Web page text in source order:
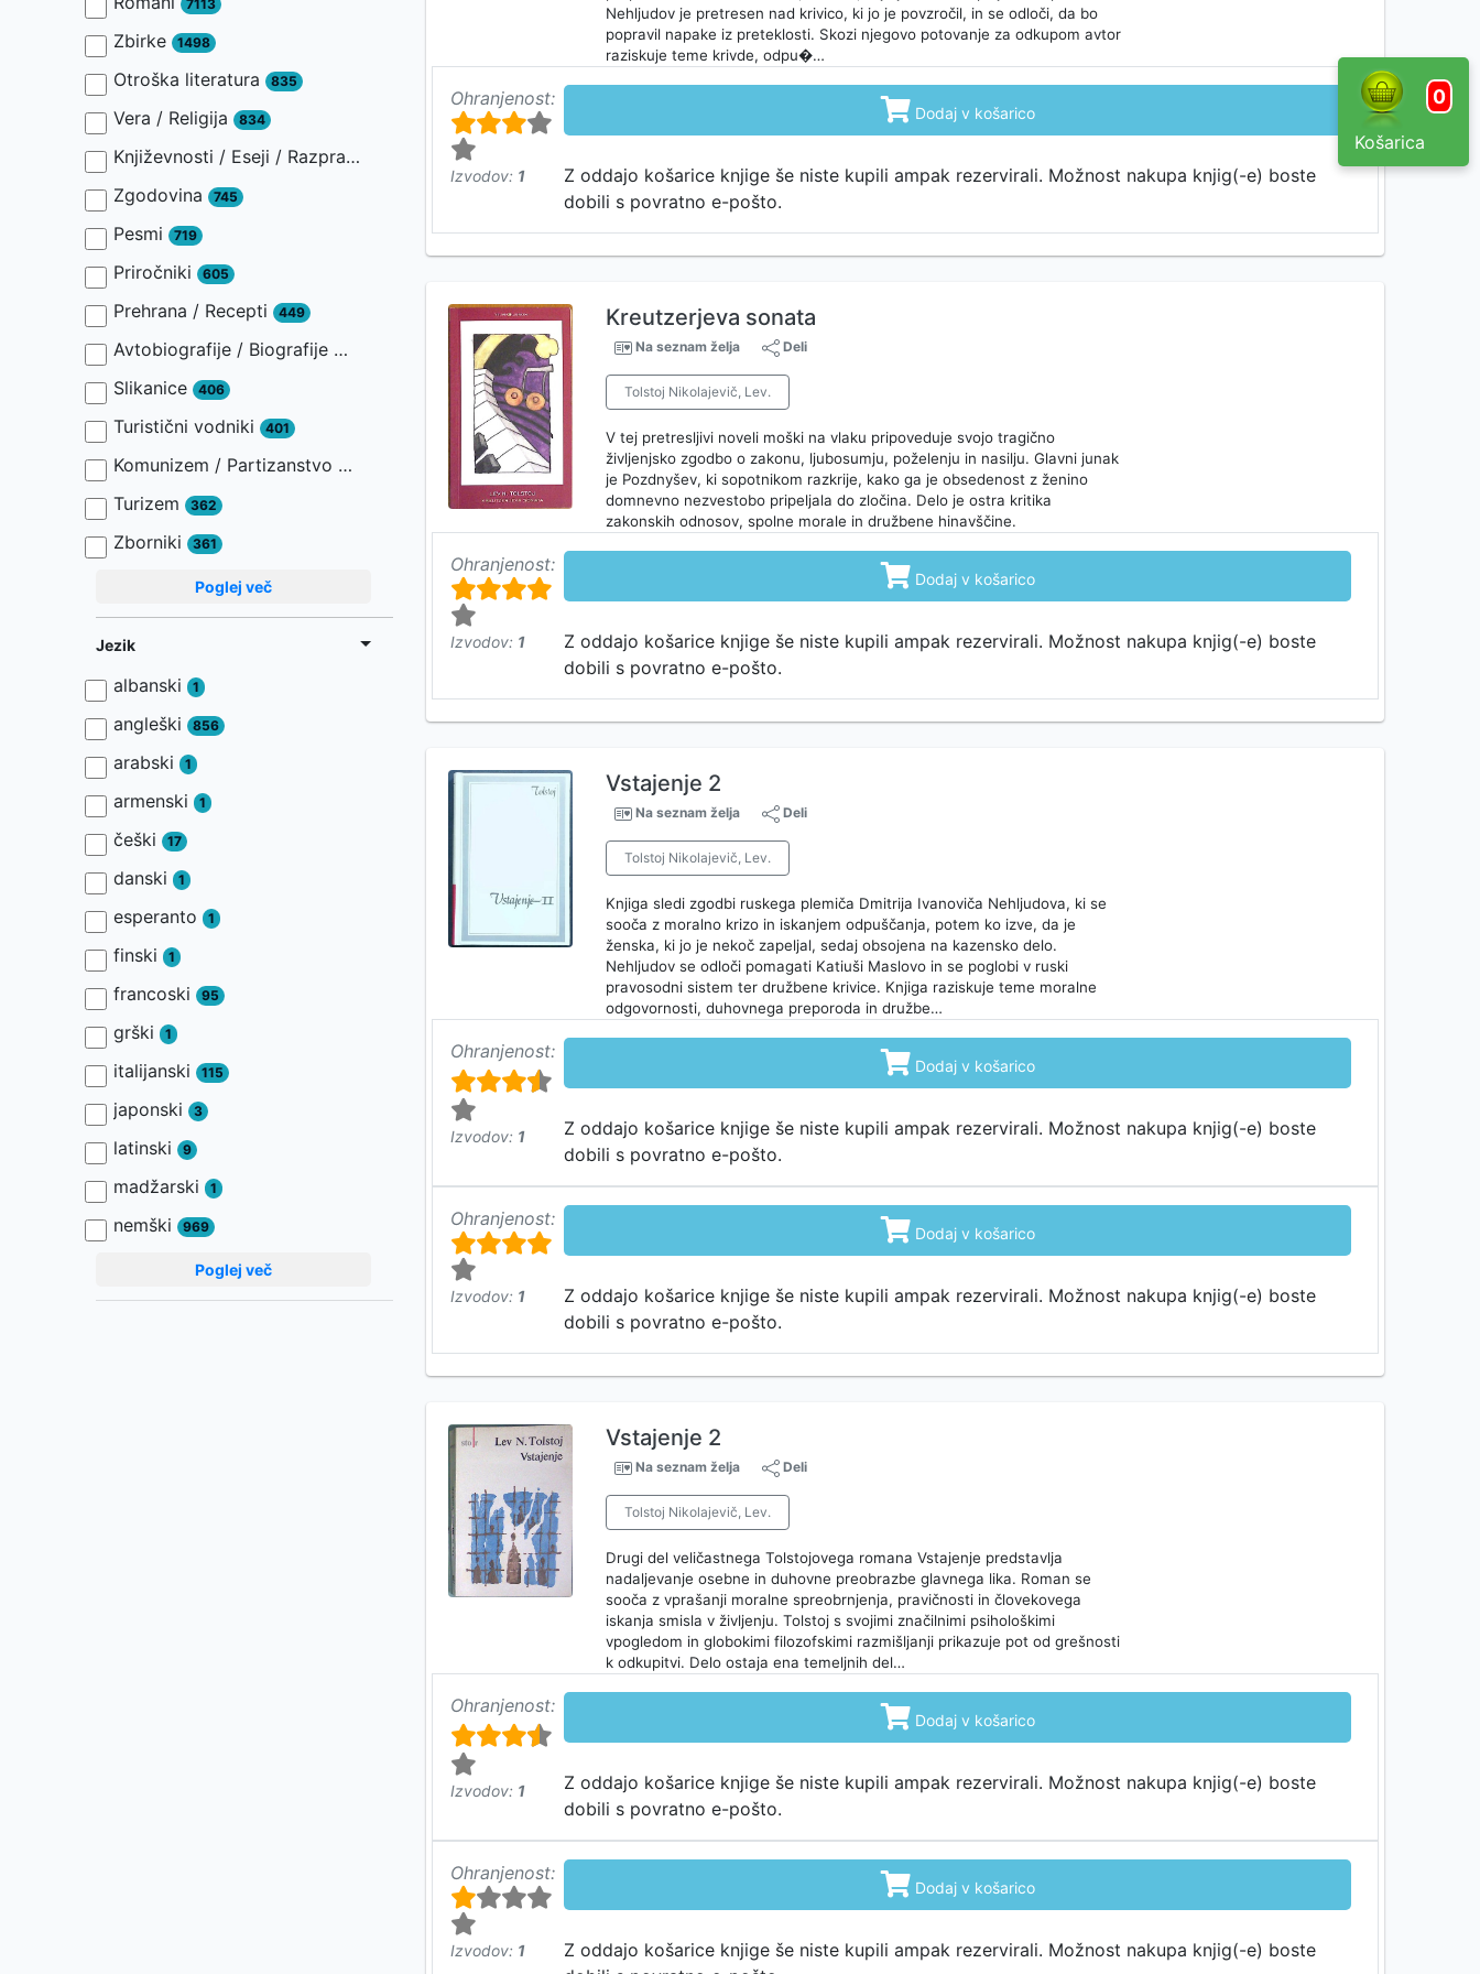
0
Košarica
7113
Zbirke 1498
Otroška literatura 835
Vera / Religija 834
Književnosti / Eseji / Razprave / Jezik / Slovnica / Slavistika
Zgodovina 745
Pesmi 719
Priročniki 605
Prehrana / Recepti 449
Avtobiografije / Biografije446
Slikanice 406
Turistični vodniki 401
Komunizem / Partizanstvo401
Turizem 362
Zborniki 361
Poglej več
Jezik
albanski 1
angleški 856
arabski 1
armenski 1
češki 17
danski 1
esperanto 1
finski 1
francoski 95
grški 1
italijanski 115
japonski 3
latinski 9
madžarski 1
nemški 969
Poglej več
Nehljudov je pretresen nad krivico, ki jo je povzročil, in se odloči, da bo
popravil napake iz preteklosti. Skozi njegovo potovanje za odkupom avtor
raziskuje teme krivde, odpu�…
Ohranjenost:
Izvodov: 1
 Dodaj v košarico
Z oddajo košarice knjige še niste kupili ampak rezervirali. Možnost nakupa knjig(-e) boste
dobili s povratno e-pošto.
Kreutzerjeva sonata
Na seznam želja Deli
Tolstoj Nikolajevič, Lev.
V tej pretresljivi noveli moški na vlaku pripoveduje svojo tragično
življenjsko zgodbo o zakonu, ljubosumju, poželenju in nasilju. Glavni junak
je Pozdnyšev, ki sopotnikom razkrije, kako ga je obsedenost z ženino
domnevno nezvestobo pripeljala do zločina. Delo je ostra kritika
zakonskih odnosov, spolne morale in družbene hinavščine.
Ohranjenost:
Izvodov: 1
 Dodaj v košarico
Z oddajo košarice knjige še niste kupili ampak rezervirali. Možnost nakupa knjig(-e) boste
dobili s povratno e-pošto.
Vstajenje 2
Na seznam želja Deli
Tolstoj Nikolajevič, Lev.
Knjiga sledi zgodbi ruskega plemiča Dmitrija Ivanoviča Nehljudova, ki se
sooča z moralno krizo in iskanjem odpuščanja, potem ko izve, da je
ženska, ki jo je nekoč zapeljal, sedaj obsojena na kazensko delo.
Nehljudov se odloči pomagati Katiuši Maslovo in se poglobi v ruski
pravosodni sistem ter družbene krivice. Knjiga raziskuje teme moralne
odgovornosti, duhovnega preporoda in družbe…
Ohranjenost:
Izvodov: 1
 Dodaj v košarico
Z oddajo košarice knjige še niste kupili ampak rezervirali. Možnost nakupa knjig(-e) boste
dobili s povratno e-pošto.
Ohranjenost:
Izvodov: 1
 Dodaj v košarico
Z oddajo košarice knjige še niste kupili ampak rezervirali. Možnost nakupa knjig(-e) boste
dobili s povratno e-pošto.
Vstajenje 2
Na seznam želja Deli
Tolstoj Nikolajevič, Lev.
Drugi del veličastnega Tolstojovega romana Vstajenje predstavlja
nadaljevanje osebne in duhovne preobrazbe glavnega lika. Roman se
sooča z vprašanji moralne spreobrnjenja, pravičnosti in človekovega
iskanja smisla v življenju. Tolstoj s svojimi značilnimi psihološkimi
vpogledom in globokimi filozofskimi razmišljanji prikazuje pot od grešnosti
k odkupitvi. Delo ostaja ena temeljnih del…
Ohranjenost:
Izvodov: 1
 Dodaj v košarico
Z oddajo košarice knjige še niste kupili ampak rezervirali. Možnost nakupa knjig(-e) boste
dobili s povratno e-pošto.
Ohranjenost:
Izvodov: 1
 Dodaj v košarico
Z oddajo košarice knjige še niste kupili ampak rezervirali. Možnost nakupa knjig(-e) boste